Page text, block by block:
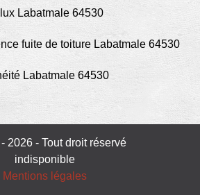
Labatmale 64530
fuite de toiture Labatmale 64530
Labatmale 64530
2026 - Tout droit réservé
indisponible
Mentions légales